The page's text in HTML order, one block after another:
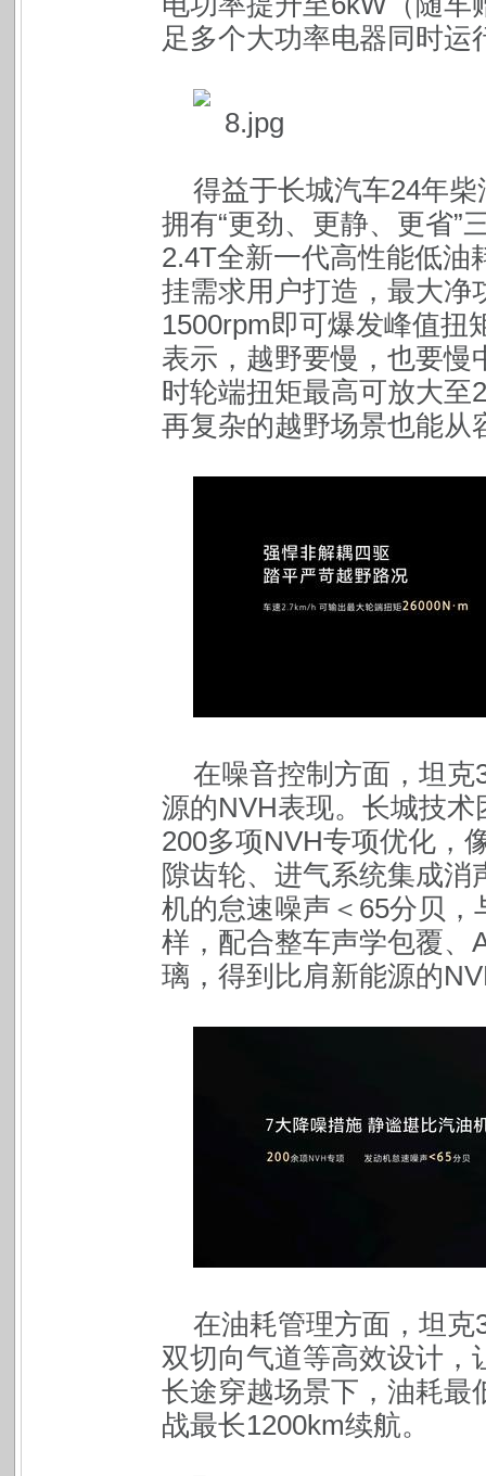
足多个大功率电器同时运
得益于长城汽车24年
拥有“更劲、更静、更省”
2.4T全新一代高性能低油
挂需求用户打造，最大净
1500rpm即可爆发峰值扭
表示，越野要慢，也要慢
时轮端扭矩最高可放大至
再复杂的越野场景也能从
在噪音控制方面，坦
源的NVH表现。长城技
200多项NVH专项优化，
隙齿轮、进气系统集成
机的怠速噪声＜65分贝
样，配合整车声学包覆、
璃，得到比肩新能源的
在油耗管理方面，坦
双切向气道等高效设计，
长途穿越场景下，油耗最
战最长1200km续航。